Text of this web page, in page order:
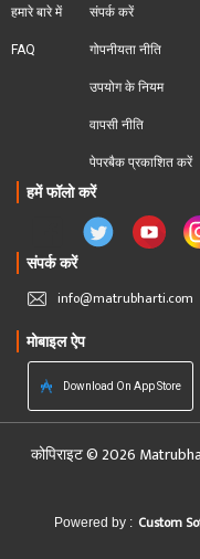
हमारे बारे में
FAQ
संपर्क करें
गोपनीयता नीति
उपयोग के नियम
वापसी नीति
पेपरबैक प्रकाशित करें
हमें फॉलो करें
संपर्क करें
info@matrubharti.com
मोबाइल ऐप
Download On App Store
कोपिराइट © 2026
Powered by : Custom